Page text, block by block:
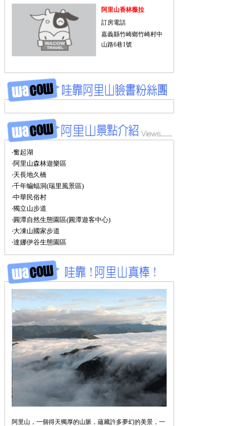
阿里山香林薇拉
訂房電話
嘉義縣竹崎鄉竹崎村中
山路6巷1號
‧奮起湖
‧阿里山森林遊樂區
‧天長地久橋
‧千年蝙蝠洞(瑞里風景區)
‧中華民俗村
‧獨立山步道
‧圓潭自然生態園區(圓潭遊客中心)
‧大凍山國家步道
‧達娜伊谷生態園區
阿里山，一個得天獨厚的山脈，蘊藏許多夢幻的美景，一